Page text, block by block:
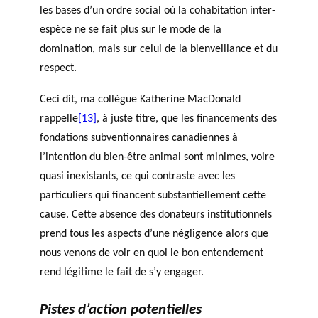
les bases d’un ordre social où la cohabitation inter-
espèce ne se fait plus sur le mode de la
domination, mais sur celui de la bienveillance et du
respect.
Ceci dit, ma collègue Katherine MacDonald
rappelle [13] , à juste titre, que les financements des
fondations subventionnaires canadiennes à
l’intention du bien-être animal sont minimes, voire
quasi inexistants, ce qui contraste avec les
particuliers qui financent substantiellement cette
cause. Cette absence des donateurs institutionnels
prend tous les aspects d’une négligence alors que
nous venons de voir en quoi le bon entendement
rend légitime le fait de s’y engager.
Pistes d’action potentielles